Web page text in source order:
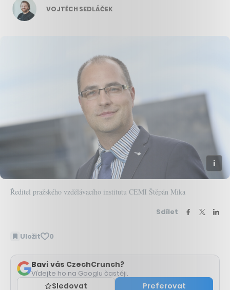
VOJTĚCH SEDLÁČEK
Ředitel pražského vzdělávacího institutu CEMI Štěpán Mika
Sdílet
Uložit 0
Baví vás CzechCrunch?
Vídejte ho na Googlu častěji.
Sledovat Preferovat